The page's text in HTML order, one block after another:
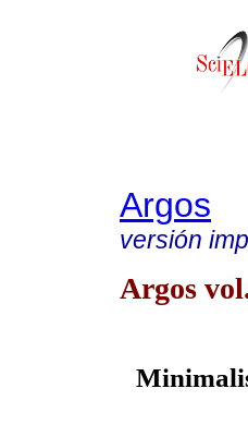
Argos
versión
Argos